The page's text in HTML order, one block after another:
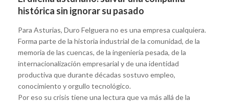
histórica sin ignorar su pasado
Para Asturias, Duro Felguera no es una empresa cualquiera.
Forma parte de la historia industrial de la comunidad, de la
memoria de las cuencas, de la ingeniería pesada, de la
internacionalización empresarial y de una identidad
productiva que durante décadas sostuvo empleo,
conocimiento y orgullo tecnológico.
Por eso su crisis tiene una lectura que va más allá de la